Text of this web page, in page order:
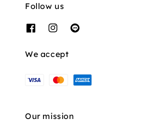
Follow us
We accept
Our mission